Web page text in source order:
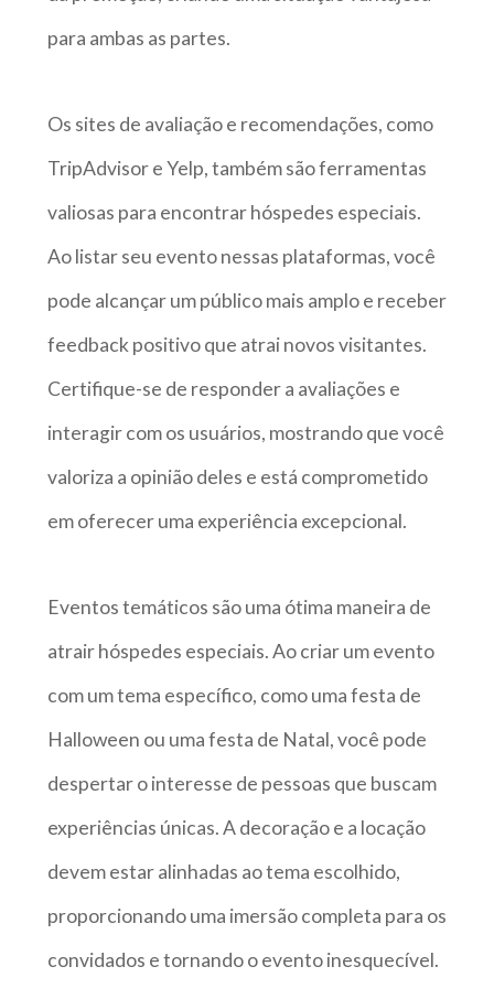
para ambas as partes.
Os sites de avaliação e recomendações, como
TripAdvisor e Yelp, também são ferramentas
valiosas para encontrar hóspedes especiais.
Ao listar seu evento nessas plataformas, você
pode alcançar um público mais amplo e receber
feedback positivo que atrai novos visitantes.
Certifique-se de responder a avaliações e
interagir com os usuários, mostrando que você
valoriza a opinião deles e está comprometido
em oferecer uma experiência excepcional.
Eventos temáticos são uma ótima maneira de
atrair hóspedes especiais. Ao criar um evento
com um tema específico, como uma festa de
Halloween ou uma festa de Natal, você pode
despertar o interesse de pessoas que buscam
experiências únicas. A decoração e a locação
devem estar alinhadas ao tema escolhido,
proporcionando uma imersão completa para os
convidados e tornando o evento inesquecível.